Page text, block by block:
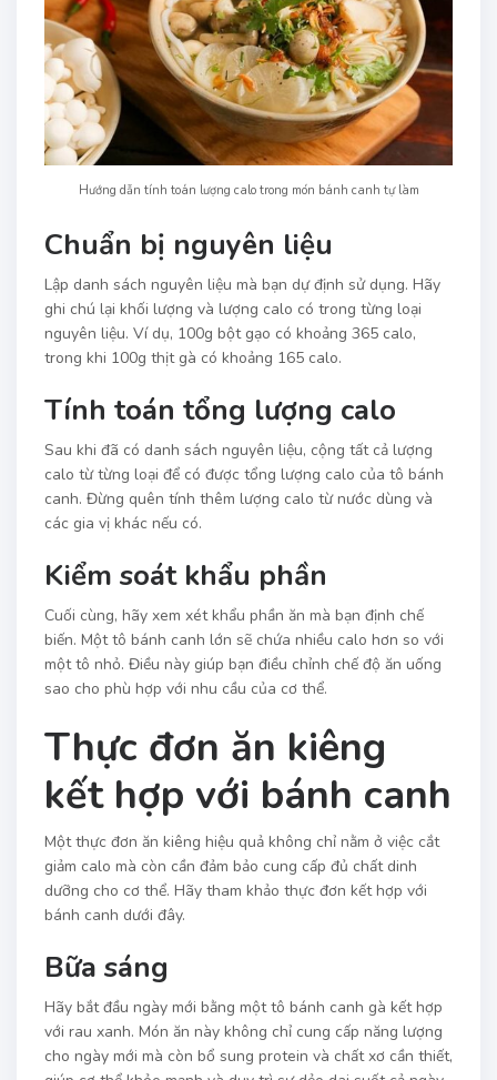
Hướng dẫn tính toán lượng calo trong món bánh canh tự làm
Chuẩn bị nguyên liệu
Lập danh sách nguyên liệu mà bạn dự định sử dụng. Hãy
ghi chú lại khối lượng và lượng calo có trong từng loại
nguyên liệu. Ví dụ, 100g bột gạo có khoảng 365 calo,
trong khi 100g thịt gà có khoảng 165 calo.
Tính toán tổng lượng calo
Sau khi đã có danh sách nguyên liệu, cộng tất cả lượng
calo từ từng loại để có được tổng lượng calo của tô bánh
canh. Đừng quên tính thêm lượng calo từ nước dùng và
các gia vị khác nếu có.
Kiểm soát khẩu phần
Cuối cùng, hãy xem xét khẩu phần ăn mà bạn định chế
biến. Một tô bánh canh lớn sẽ chứa nhiều calo hơn so với
một tô nhỏ. Điều này giúp bạn điều chỉnh chế độ ăn uống
sao cho phù hợp với nhu cầu của cơ thể.
Thực đơn ăn kiêng
kết hợp với bánh canh
Một thực đơn ăn kiêng hiệu quả không chỉ nằm ở việc cắt
giảm calo mà còn cần đảm bảo cung cấp đủ chất dinh
dưỡng cho cơ thể. Hãy tham khảo thực đơn kết hợp với
bánh canh dưới đây.
Bữa sáng
Hãy bắt đầu ngày mới bằng một tô bánh canh gà kết hợp
với rau xanh. Món ăn này không chỉ cung cấp năng lượng
cho ngày mới mà còn bổ sung protein và chất xơ cần thiết,